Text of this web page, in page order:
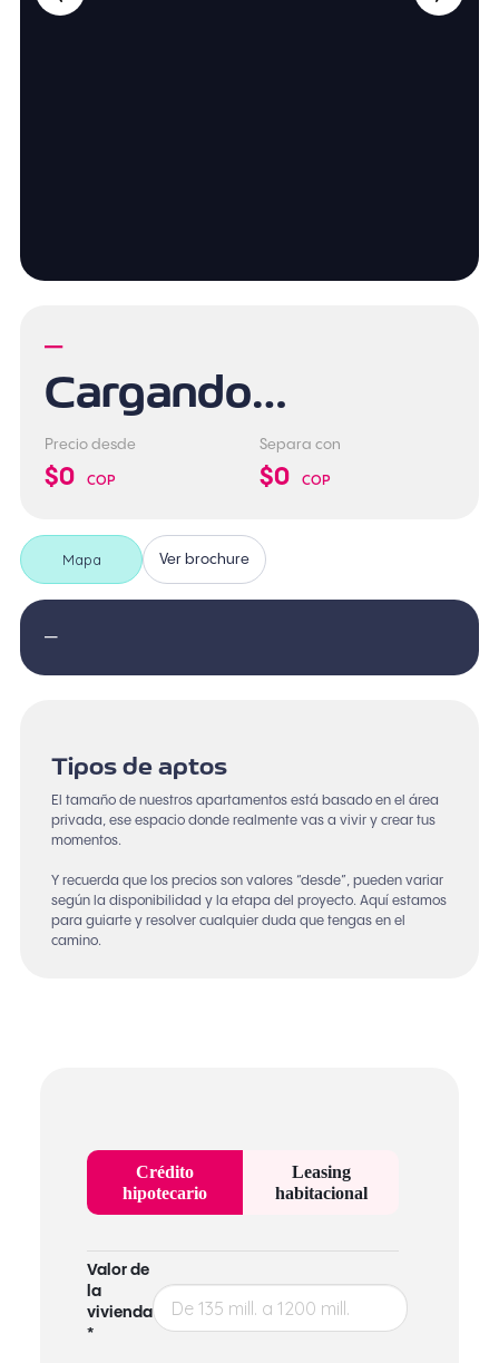
—
Cargando…
Precio desde
$0 COP
Separa con
$0 COP
Mapa Ver brochure
—
Tipos de aptos
El tamaño de nuestros apartamentos está basado en el área
privada, ese espacio donde realmente vas a vivir y crear tus
momentos.
Y recuerda que los precios son valores “desde”, pueden variar
según la disponibilidad y la etapa del proyecto. Aquí estamos
para guiarte y resolver cualquier duda que tengas en el
camino.
Crédito
hipotecario
Leasing
habitacional
Valor de
la
vivienda
*